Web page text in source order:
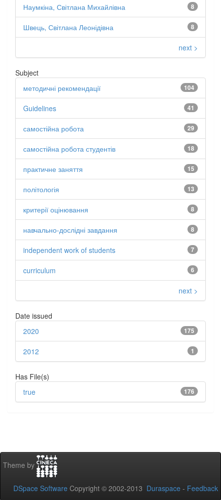
8
Наумкіна, Світлана Михайлівна
8
Швець, Світлана Леонідівна
next >
Subject
104
методичні рекомендації
41
Guidelines
29
самостійна робота
18
самостійна робота студентів
15
практичне заняття
13
політологія
8
критерії оцінювання
8
навчально-дослідні завдання
7
independent work of students
6
curriculum
next >
Date issued
175
2020
1
2012
Has File(s)
176
true
Theme by
DSpace Software Copyright © 2002-2013 Duraspace - Feedback